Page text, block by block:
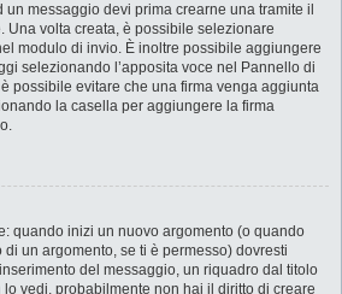
messaggio devi prima crearne una tramite il
Una volta creata, è possibile selezionare
modulo di invio. È inoltre possibile aggiungere
selezionando l’apposita voce nel Pannello di
possibile evitare che una firma venga aggiunta
la casella per aggiungere la firma
quando inizi un nuovo argomento (o quando
un argomento, se ti è permesso) dovresti
del messaggio, un riquadro dal titolo
lo vedi, probabilmente non hai il diritto di creare